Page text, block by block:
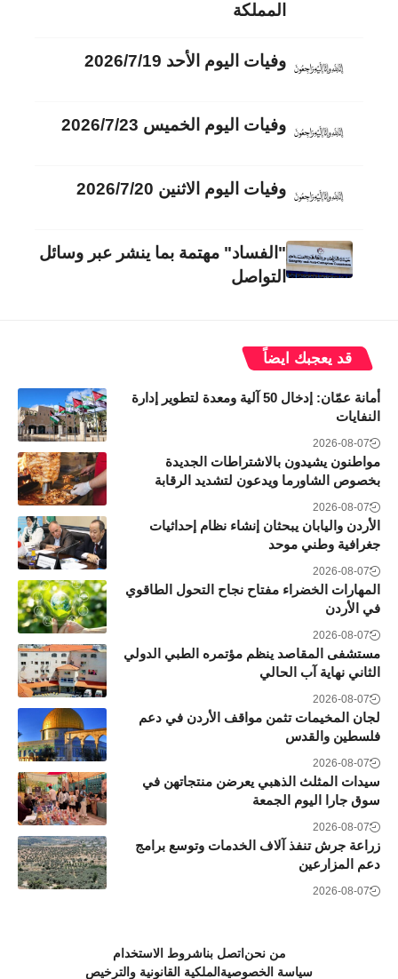
المملكة
وفيات اليوم الأحد 2026/7/19
وفيات اليوم الخميس 2026/7/23
وفيات اليوم الاثنين 2026/7/20
"الفساد" مهتمة بما ينشر عبر وسائل
التواصل
قد يعجبك ايضاً
أمانة عمّان: إدخال 50 آلية ومعدة لتطوير إدارة
النفايات
2026-08-07
مواطنون يشيدون بالاشتراطات الجديدة
بخصوص الشاورما ويدعون لتشديد الرقابة
2026-08-07
الأردن واليابان يبحثان إنشاء نظام إحداثيات
جغرافية وطني موحد
2026-08-07
المهارات الخضراء مفتاح نجاح التحول الطاقوي
في الأردن
2026-08-07
مستشفى المقاصد ينظم مؤتمره الطبي الدولي
الثاني نهاية آب الحالي
2026-08-07
لجان المخيمات تثمن مواقف الأردن في دعم
فلسطين والقدس
2026-08-07
سيدات المثلث الذهبي يعرضن منتجاتهن في
سوق جارا اليوم الجمعة
2026-08-07
زراعة جرش تنفذ آلاف الخدمات وتوسع برامج
دعم المزارعين
2026-08-07
من نحن اتصل بناشروط الاستخدام
سياسة الخصوصية الملكية القانونية والترخيص